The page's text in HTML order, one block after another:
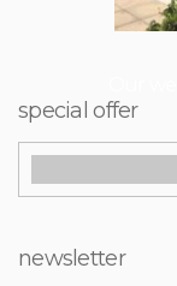
special offer
newsletter